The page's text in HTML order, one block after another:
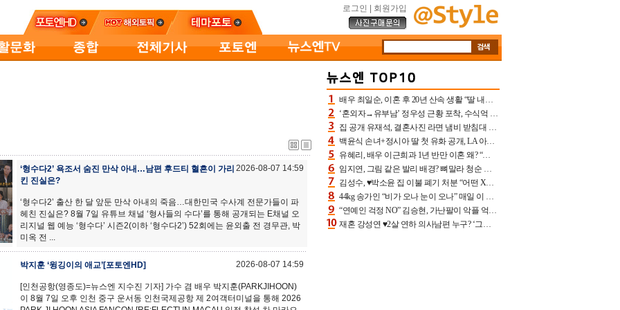
로그인 회원가입
‘형수다2’ 욕조서 숨진 만삭 아내…남편 후드티 혈흔이 가리
킨 진실은?
2026-08-07 14:59
‘형수다2’ 출산 한 달 앞둔 만삭 아내의 죽음…대한민국 수사계 전문가들이 파
헤친 진실은? 8월 7일 유튜브 채널 ‘형사들의 수다’를 통해 공개되는 E채널 오
리지널 웹 예능 ‘형수다’ 시즌2(이하 ‘형수다2’) 52회에는 윤외출 전 경무관, 박
미옥 전 ...
박지훈 ‘윙깅이의 애교’[포토엔HD] 2026-08-07 14:59
[인천공항(영종도)=뉴스엔 지수진 기자] 가수 겸 배우 박지훈(PARKJIHOON)
이 8월 7일 오후 인천 중구 운서동 인천국제공항 제 2여객터미널을 통해 2026
배우 최일순, 이혼 후 20년 산속 생활 “딸 내가 버렸다고 원망‥맘 아파”(특종)[어제TV]
‘혼외자→유부남’ 정우성 근황 포착, 수식억 해킹 피해 후배 만났다 “존경하는”
집 공개 유재석, 결혼사진 라면 냄비 받침대 되고 분노‥가족사진도 피해(놀뭐)[어제TV]
백윤식 손녀+정시아 딸 첫 유화 공개, LA 아트쇼→서울국제조각페스타 작가다운 수준급 실력
유혜리, 배우 이근희과 1년 반만 이혼 왜? “식칼 꽂고 의자 던져” 충격 폭로(특종)[어제TV]
임지연, 그림 같은 발리 배경? 뼈말라 청순 비키니 핏에 상대 안 되네
김성수, ♥박소윤 집 이불 폐기 처분 “어떤 X이랑 썼을지 몰라” 질투(신랑수업2)[어제TV]
44kg 송가인 “비가 오나 눈이 오나” 매일 이 운동, 허벅지 근육량 상승+체지방 감소
“연예인 걱정 NO” 김승현, 가난팔이 악플 억울할만‥아내+딸과 日 여행
재혼 강성연 ♥2살 연하 의사남편 누구? ‘그알’ 자문의에 훈남 비주얼 초엘리트 스펙 [종합]